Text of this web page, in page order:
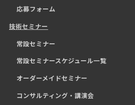
応募フォーム
技術セミナー
常設セミナー
常設セミナースケジュール一覧
オーダーメイドセミナー
コンサルティング・講演会